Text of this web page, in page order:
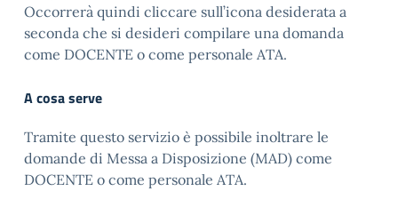
Occorrerà quindi cliccare sull’icona desiderata a
seconda che si desideri compilare una domanda
come DOCENTE o come personale ATA.
A cosa serve
Tramite questo servizio è possibile inoltrare le
domande di Messa a Disposizione (MAD) come
DOCENTE o come personale ATA.